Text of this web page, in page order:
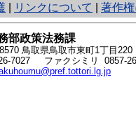
と
り
ネ
ッ
ト
へ
リンクについて 著作
部政策法務課
鳥取県鳥取市東町1丁目220
7027
ファクシミリ 0857-